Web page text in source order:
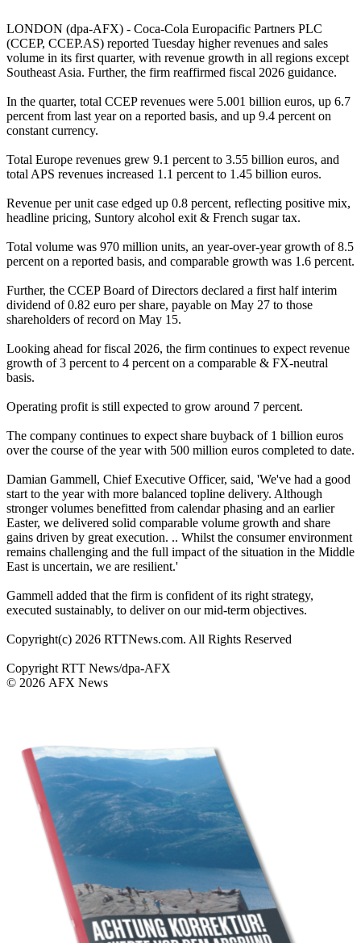
LONDON (dpa-AFX) - Coca-Cola Europacific Partners PLC
(CCEP, CCEP.AS) reported Tuesday higher revenues and sales
volume in its first quarter, with revenue growth in all regions except
Southeast Asia. Further, the firm reaffirmed fiscal 2026 guidance.
In the quarter, total CCEP revenues were 5.001 billion euros, up 6.7
percent from last year on a reported basis, and up 9.4 percent on
constant currency.
Total Europe revenues grew 9.1 percent to 3.55 billion euros, and
total APS revenues increased 1.1 percent to 1.45 billion euros.
Revenue per unit case edged up 0.8 percent, reflecting positive mix,
headline pricing, Suntory alcohol exit & French sugar tax.
Total volume was 970 million units, an year-over-year growth of 8.5
percent on a reported basis, and comparable growth was 1.6 percent.
Further, the CCEP Board of Directors declared a first half interim
dividend of 0.82 euro per share, payable on May 27 to those
shareholders of record on May 15.
Looking ahead for fiscal 2026, the firm continues to expect revenue
growth of 3 percent to 4 percent on a comparable & FX-neutral
basis.
Operating profit is still expected to grow around 7 percent.
The company continues to expect share buyback of 1 billion euros
over the course of the year with 500 million euros completed to date.
Damian Gammell, Chief Executive Officer, said, 'We've had a good
start to the year with more balanced topline delivery. Although
stronger volumes benefitted from calendar phasing and an earlier
Easter, we delivered solid comparable volume growth and share
gains driven by great execution. .. Whilst the consumer environment
remains challenging and the full impact of the situation in the Middle
East is uncertain, we are resilient.'
Gammell added that the firm is confident of its right strategy,
executed sustainably, to deliver on our mid-term objectives.
Copyright(c) 2026 RTTNews.com. All Rights Reserved
Copyright RTT News/dpa-AFX
© 2026 AFX News